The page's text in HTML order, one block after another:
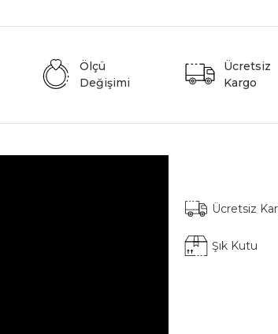
Ölçü
Değişimi
Ücretsiz
Kargo
Ücretsiz
Şık Kutu